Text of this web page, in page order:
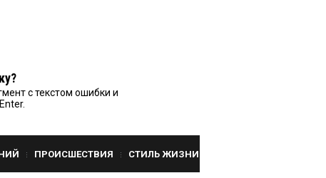
с текстом ошибки и
ПРОИСШЕСТВИЯ СТИЛЬ ЖИЗНИ